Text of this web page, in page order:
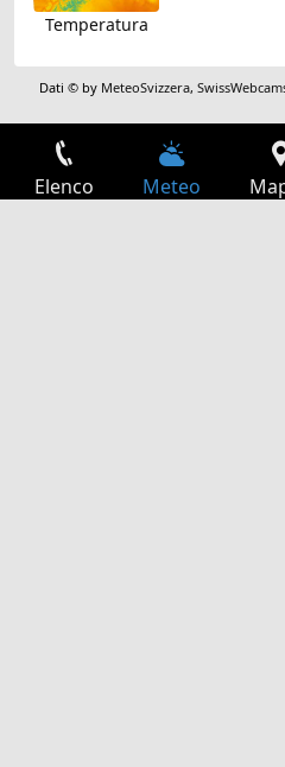
Temperatura
Dati © by MeteoSvizzera,
Elenco Meteo